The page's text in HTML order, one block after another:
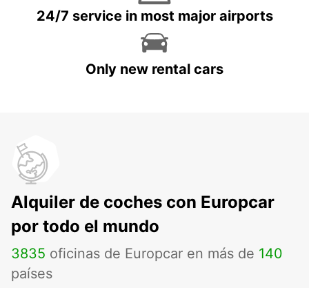
24/7 service in most major airports
Only new rental cars
Alquiler de coches con Europcar
por todo el mundo
3835 oficinas de Europcar en más de 140
países